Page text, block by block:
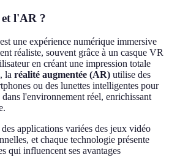
et l'AR ?
est une expérience numérique immersive
réaliste, souvent grâce à un casque VR
en créant une impression totale
la réalité augmentée (AR) utilise des
ou des lunettes intelligentes pour
l'environnement réel, enrichissant
applications variées des jeux vidéo
et chaque technologie présente
qui influencent ses avantages